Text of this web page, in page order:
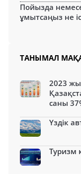
Пойызда
ұмытсаңыз не
ТАНЫМАЛ
2023
саны
Үздік
Туризм